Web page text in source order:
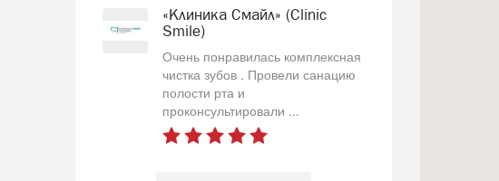
«Клиника Смайл» (Clinic
Smile)
Очень понравилась комплексная
чистка зубов . Провели санацию
полости рта и
проконсультировали ...